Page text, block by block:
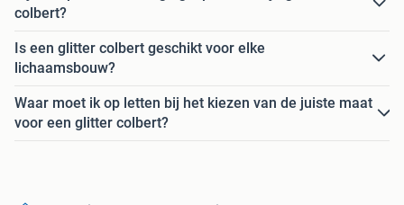
colbert?
Is een glitter colbert geschikt voor elke
lichaamsbouw?
Waar moet ik op letten bij het kiezen van de juiste maat
voor een glitter colbert?